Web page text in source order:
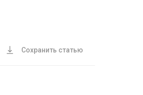
Сохранить статью